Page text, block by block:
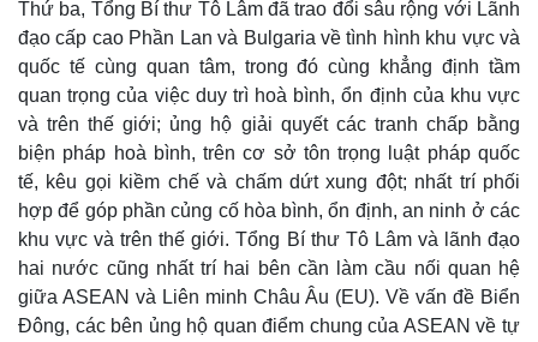
Thứ ba, Tổng Bí thư Tô Lâm đã trao đổi sâu rộng với Lãnh
đạo cấp cao Phần Lan và Bulgaria về tình hình khu vực và
quốc tế cùng quan tâm, trong đó cùng khẳng định tầm
quan trọng của việc duy trì hoà bình, ổn định của khu vực
và trên thế giới; ủng hộ giải quyết các tranh chấp bằng
biện pháp hoà bình, trên cơ sở tôn trọng luật pháp quốc
tế, kêu gọi kiềm chế và chấm dứt xung đột; nhất trí phối
hợp để góp phần củng cố hòa bình, ổn định, an ninh ở các
khu vực và trên thế giới. Tổng Bí thư Tô Lâm và lãnh đạo
hai nước cũng nhất trí hai bên cần làm cầu nối quan hệ
giữa ASEAN và Liên minh Châu Âu (EU). Về vấn đề Biển
Đông, các bên ủng hộ quan điểm chung của ASEAN về tự